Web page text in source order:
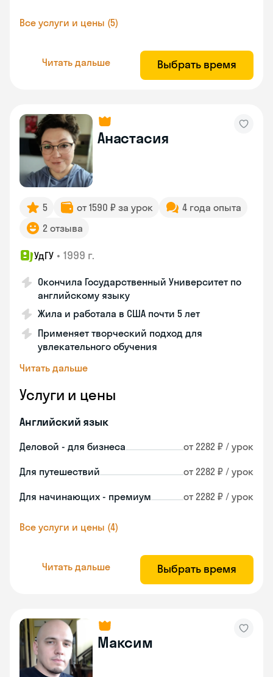
Все услуги и цены (5)
Читать дальше Выбрать время
Анастасия
5 от 1590 ₽ за урок
4 года опыта
2 отзыва
УдГУ • 1999 г.
Окончила Государственный Университет по
английскому языку
Жила и работала в США почти 5 лет
Применяет творческий подход для
увлекательного обучения
Читать дальше
Услуги и цены
Английский язык
Деловой - для бизнеса от 2282 ₽ / урок
Для путешествий от 2282 ₽ / урок
Для начинающих - премиум от 2282 ₽ / урок
Все услуги и цены (4)
Читать дальше Выбрать время
Максим